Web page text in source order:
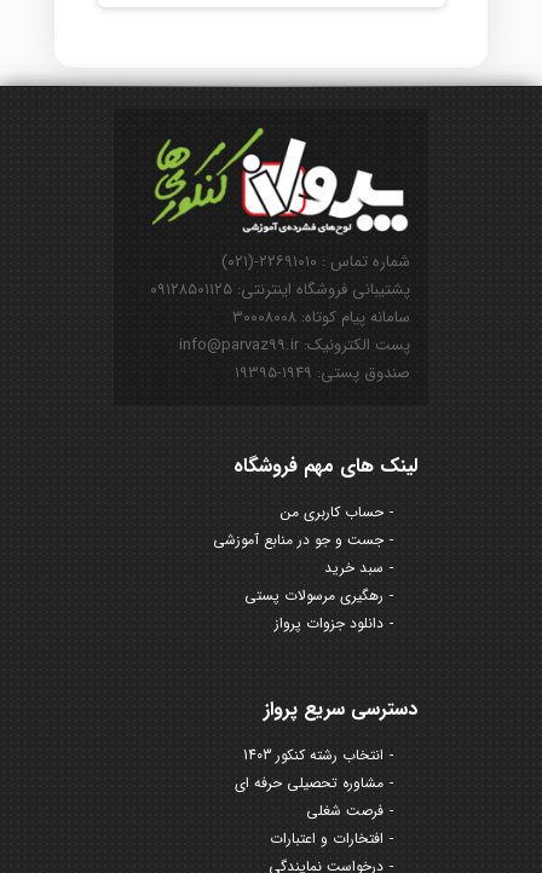
شماره تماس : ۲۲۶۹۱۰۱۰-(۰۲۱)
پشتیبانی فروشگاه اینترنتی: ۰۹۱۲۸۵۰۱۱۲۵
سامانه پیام کوتاه: ۳۰۰۰۸۰۰۸
پست الکترونیک: info@parvaz99.ir
صندوق پستی: ۱۹۴۹-۱۹۳۹۵
لینک های مهم فروشگاه
حساب کاربری من
جست و جو در منابع آموزشی
سبد خرید
رهگیری مرسولات پستی
دانلود جزوات پرواز
دسترسی سریع پرواز
انتخاب رشته کنکور 1403
مشاوره تحصیلی حرفه ای
فرصت شغلی
افتخارات و اعتبارات
درخواست نمایندگی